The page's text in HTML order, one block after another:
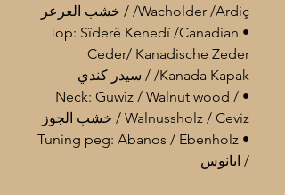
/Wacholder /Ardiç / خشب العرعر
• Top: Sîderê Kenedî /Canadian
Ceder/ Kanadische Zeder
/Kanada Kapak / سيدر كندي
• Neck: Guwîz / Walnut wood /
Walnussholz / Ceviz / خشب الجوز
• Tuning peg: Abanos / Ebenholz
/ ابانوس